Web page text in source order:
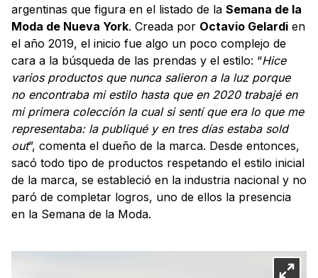
argentinas que figura en el listado de la Semana de la
Moda de Nueva York. Creada por Octavio Gelardi en
el año 2019, el inicio fue algo un poco complejo de
cara a la búsqueda de las prendas y el estilo: “Hice
varios productos que nunca salieron a la luz porque
no encontraba mi estilo hasta que en 2020 trabajé en
mi primera colección la cual si sentí que era lo que me
representaba: la publiqué y en tres días estaba sold
out”, comenta el dueño de la marca. Desde entonces,
sacó todo tipo de productos respetando el estilo inicial
de la marca, se estableció en la industria nacional y no
paró de completar logros, uno de ellos la presencia
en la Semana de la Moda.